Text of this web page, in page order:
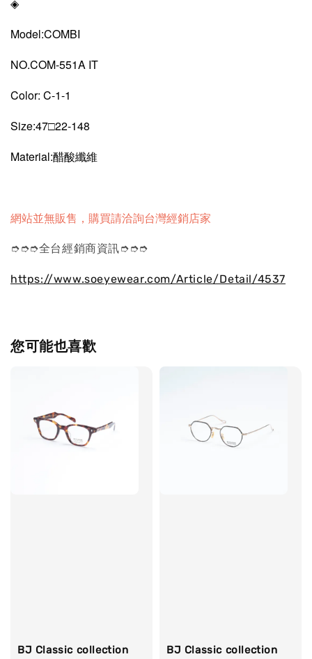
Model:COMBI
NO.COM-551A IT
Color: C-1-1
Size:47□22-148
Material:醋酸纖維
網站並無販售，購買請洽詢台灣經銷店家
➮➮➮全台經銷商資訊➮➮➮
https://www.soeyewear.com/Article/Detail/4537
您可能也喜歡
BJ Classic collection
BJ Classic collection